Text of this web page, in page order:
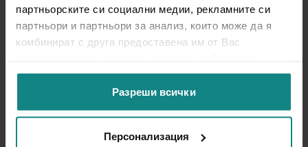
партньорските си социални медии, рекламните си
партньори и партньори за анализ, които може да я
комбинират с друга предоставена им от Вас
ползването от Ваша страна на услугите им.
Разреши всички
Персонализация